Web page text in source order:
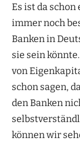
Es ist da
immer noch
Banken in
sie sein
von
schon sagen,
den Banken
können wir